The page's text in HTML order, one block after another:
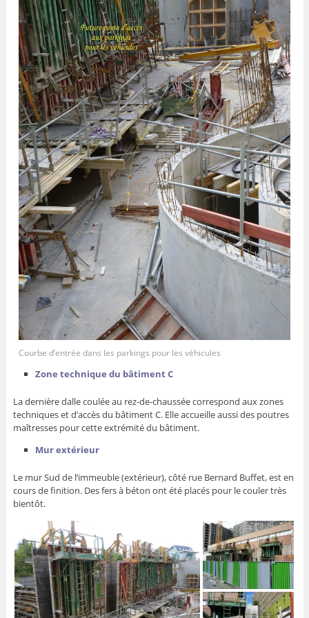
Courbe d’entrée dans les parkings pour les véhicules
Zone technique du bâtiment C
La dernière dalle coulée au rez-de-chaussée correspond aux zones
techniques et d’accès du bâtiment C. Elle accueille aussi des poutres
maîtresses pour cette extrémité du bâtiment.
Mur extérieur
Le mur Sud de l’immeuble (extérieur), côté rue Bernard Buffet, est en
cours de finition. Des fers à béton ont été placés pour le couler très
bientôt.